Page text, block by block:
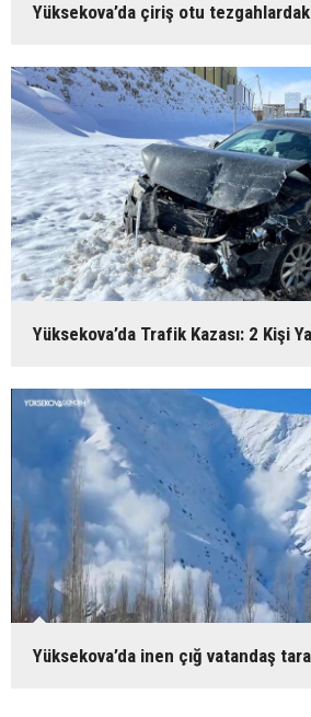
Yüksekova’da çiriş otu
Yüksekova’da Trafik Kazası: 2 Kişi
Yüksekova’da inen çığ vatandaş